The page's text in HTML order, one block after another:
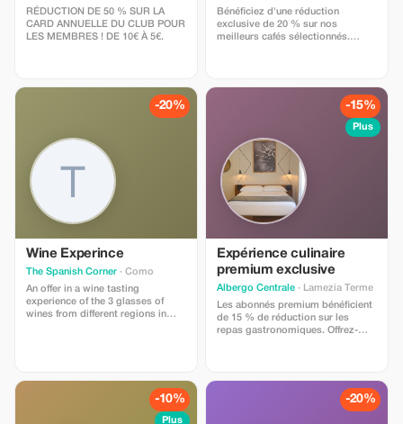
RÉDUCTION DE 50 % SUR LA
CARD ANNUELLE DU CLUB POUR
LES MEMBRES ! DE 10€ À 5€.
Bénéficiez d'une réduction
exclusive de 20 % sur nos
meilleurs cafés sélectionnés.
luxueuses.
-20%
Wine Experince
The Spanish Corner · Como
An offer in a wine tasting
experience of the 3 glasses of
wines from different regions in
-15%
Plus
Expérience culinaire
premium exclusive
Albergo Centrale · Lamezia Terme
Les abonnés premium bénéficient
de 15 % de réduction sur les
repas gastronomiques. Offrez-
-10%
Plus
-20%